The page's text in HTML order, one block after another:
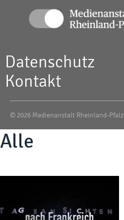
Datenschutz
Kontakt
© 2026 Medienanstalt Rheinland-Pfalz
Alle